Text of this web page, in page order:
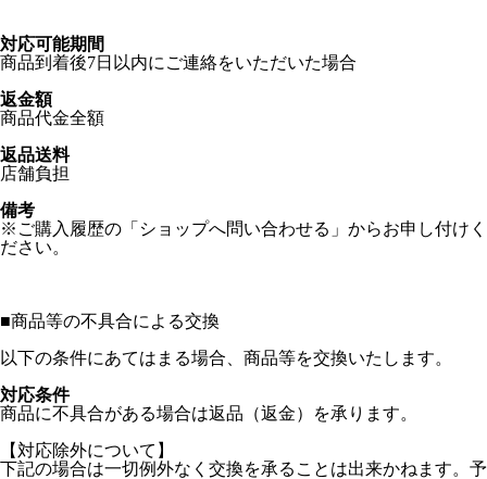
対応可能期間
商品到着後7日以内にご連絡をいただいた場合
返金額
商品代金全額
返品送料
店舗負担
備考
※ご購入履歴の「ショップへ問い合わせる」からお申し付けく
ださい。
■商品等の不具合による交換
以下の条件にあてはまる場合、商品等を交換いたします。
対応条件
商品に不具合がある場合は返品（返金）を承ります。
【対応除外について】
下記の場合は一切例外なく交換を承ることは出来かねます。予